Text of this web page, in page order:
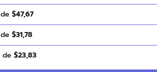
$47,67
$31,78
de $23,83